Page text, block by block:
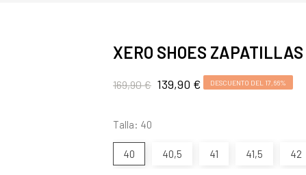
XERO SHOES ZAPATILLAS
169,90 € 139,90 € DESCUENTO DEL 17,66%
Talla: 40
40 40,5 41 41,5 42